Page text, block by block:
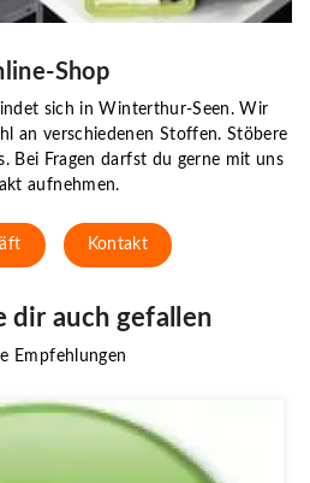
Shop
sich in Winterthur-Seen. Wir
an verschiedenen Stoffen. Stöbere
Bei Fragen darfst du gerne mit uns
aufnehmen.
Kontakt
dir auch gefallen
Empfehlungen